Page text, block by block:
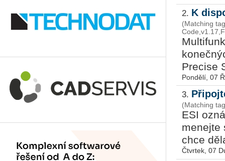
2. K
(Matching
Pre­ci­se
Pondělí, 07
3.
(Matching
ESI
me­nej­te
chce
Čtvrtek, 07